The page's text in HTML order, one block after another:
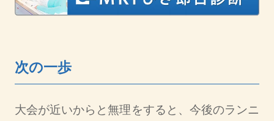
次の一歩
大会が近いからと無理をすると、今後のランニ